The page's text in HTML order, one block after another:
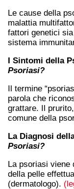
Le cause della
malattia
fattori genetici
sistema
I Sintomi della
Psoriasi?
Il termine
parola che
grattare. Il
comune della
La Diagnosi
Psoriasi?
La psoriasi viene
della pelle
(dermatologo).